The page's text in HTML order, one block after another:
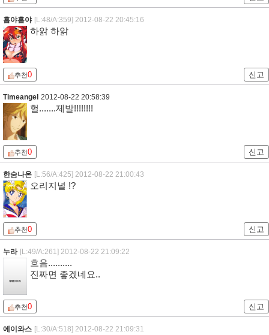
흠야흠야 [L:48/A:359] 2012-08-22 20:45:16
하앍 하앍
추천0 신고
Timeangel 2012-08-22 20:58:39
헐.......제발!!!!!!!!
추천0 신고
한숨나온 [L:56/A:425] 2012-08-22 21:00:43
오리지널 !?
추천0 신고
누라 [L:49/A:261] 2012-08-22 21:09:22
흐음..........
진짜면 좋겠네요..
추천0 신고
에이와스 [L:30/A:518] 2012-08-22 21:09:31